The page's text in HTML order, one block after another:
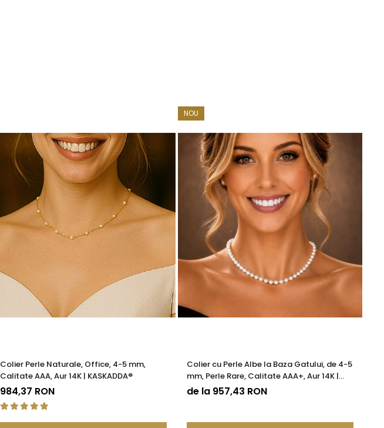
Colier Perle Naturale, Office, 4-5 mm,
Calitate AAA, Aur 14K | KASKADDA®
984,37 RON
NOU
Colier cu Perle Albe la Baza Gatului, de 4-5
mm, Perle Rare, Calitate AAA+, Aur 14K |
KASKADDA®
de la 957,43 RON